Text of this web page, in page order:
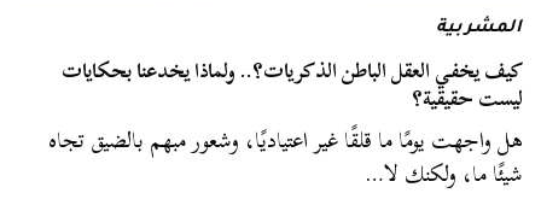
المشربية
كيف يخفي العقل الباطن الذكريات؟.. ولماذا يخدعنا بحكايات
ليست حقيقية؟
هل واجهت يومًا ما قلقًا غير اعتياديًا، وشعور مبهم بالضيق تجاه
شيئًا ما، ولكنك لا…